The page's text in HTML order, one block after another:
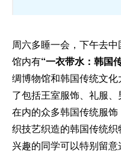
周六多睡一会，下午去
馆内有“一衣带水：韩国
绸博物馆和韩国传统文
了包括王室服饰、礼服
在内的众多韩国传统服
织技艺织造的韩国传统
兴趣的同学可以特别留意